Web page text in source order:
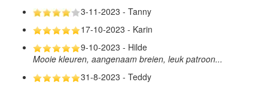
3-11-2023 - Tanny
17-10-2023 - Karin
9-10-2023 - Hilde
Mooie kleuren, aangenaam breien, leuk patroon...
31-8-2023 - Teddy